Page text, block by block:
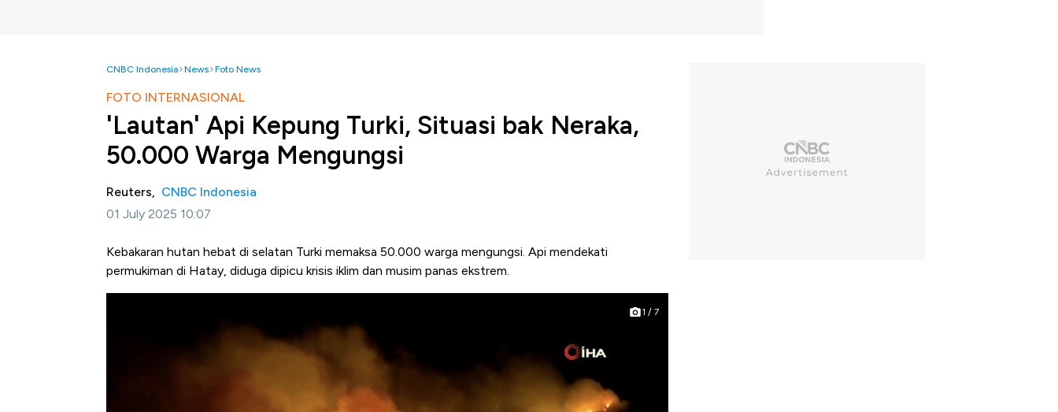
CNBC Indonesia News Foto News
FOTO INTERNASIONAL
'Lautan' Api Kepung Turki, Situasi bak Neraka,
50.000 Warga Mengungsi
Reuters, CNBC Indonesia
01 July 2025 10:07
Kebakaran hutan hebat di selatan Turki memaksa 50.000 warga mengungsi. Api mendekati
permukiman di Hatay, diduga dipicu krisis iklim dan musim panas ekstrem.
1 / 7